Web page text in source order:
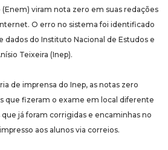
(Enem) viram nota zero em suas redações
O erro no sistema foi identificado
dados do Instituto Nacional de Estudos e
Teixeira (Inep).
de imprensa do Inep, as notas zero
que fizeram o exame em local diferente
já foram corrigidas e encaminhas no
aos alunos via correios.